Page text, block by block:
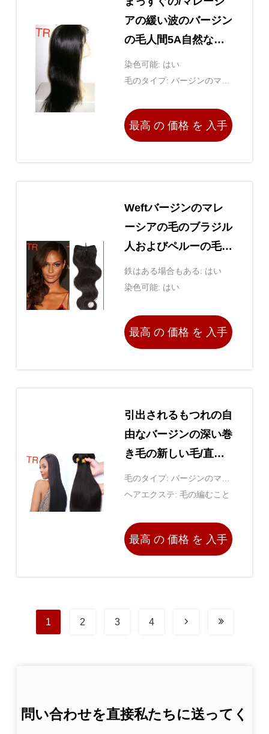
アの緩い波のバージン
の毛人間5A自然なバ
ージンの毛染色可能: はい
毛のタイプ: バージンのマレ
最高 の 価格 を 入手
Weftバージンのマレ
ーシアの毛のブラジル
人およびペルーの毛延
長
鉄はある場合もある: はい
染色可能: はい
最高 の 価格 を 入手
引出されるもつれの自
由なバージンの深い巻
き毛の新しい毛/直毛
の倍のよこ糸
毛のタイプ: バージンのマレ
ーシアの毛延長ヘアエクステ: 毛の編むこと
最高 の 価格 を 入手
1 2 3 4
問い合わせを直接私たちに送ってく